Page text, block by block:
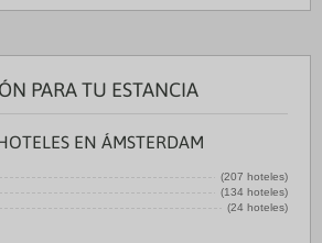
PARA TU ESTANCIA
EN ÁMSTERDAM
(207 hoteles)
(134 hoteles)
(24 hoteles)